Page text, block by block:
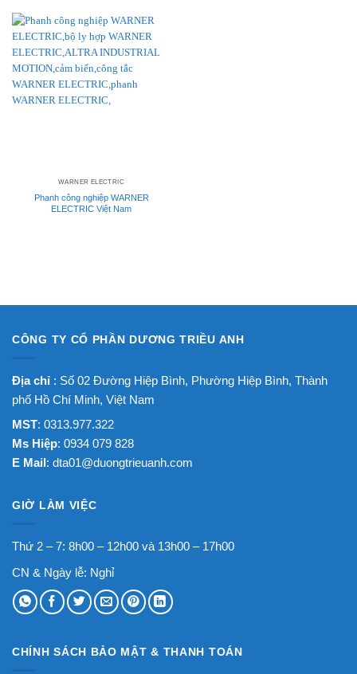
WARNER ELECTRIC
Phanh công nghiệp WARNER
ELECTRIC Việt Nam
CÔNG TY CỔ PHẦN DƯƠNG TRIỀU ANH
Địa chỉ : Số 02 Đường Hiệp Bình, Phường Hiệp Bình, Thành
phố Hồ Chí Minh, Việt Nam
MST: 0313.977.322
Ms Hiệp: 0934 079 828
E Mail: dta01@duongtrieuanh.com
GIỜ LÀM VIỆC
Thứ 2 – 7: 8h00 – 12h00 và 13h00 – 17h00
CN & Ngày lễ: Nghỉ
CHÍNH SÁCH BẢO MẬT & THANH TOÁN